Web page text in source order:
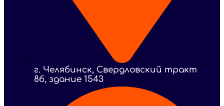
г. Челябинск, Свердловский тракт
8б, здание 1543